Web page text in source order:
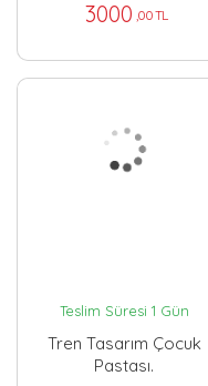
3000 ,00 TL
Teslim Süresi 1 Gün
Tren Tasarım Çocuk
Pastası.